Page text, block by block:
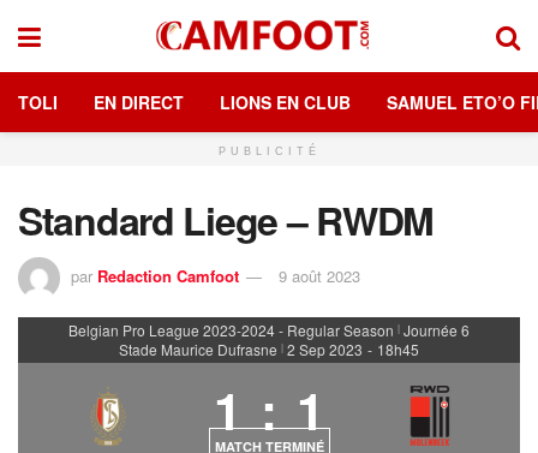
TOLI EN DIRECT LIONS EN CLUB SAMUEL ETO’O
PUBLICITÉ
Standard Liege – RWDM
par Redaction Camfoot 9 août 2023
Belgian Pro League 2023-2024 - Regular Season | Journée 6
Stade Maurice Dufrasne | 2 Sep 2023 - 18h45
1 : 1
MATCH TERMINÉ